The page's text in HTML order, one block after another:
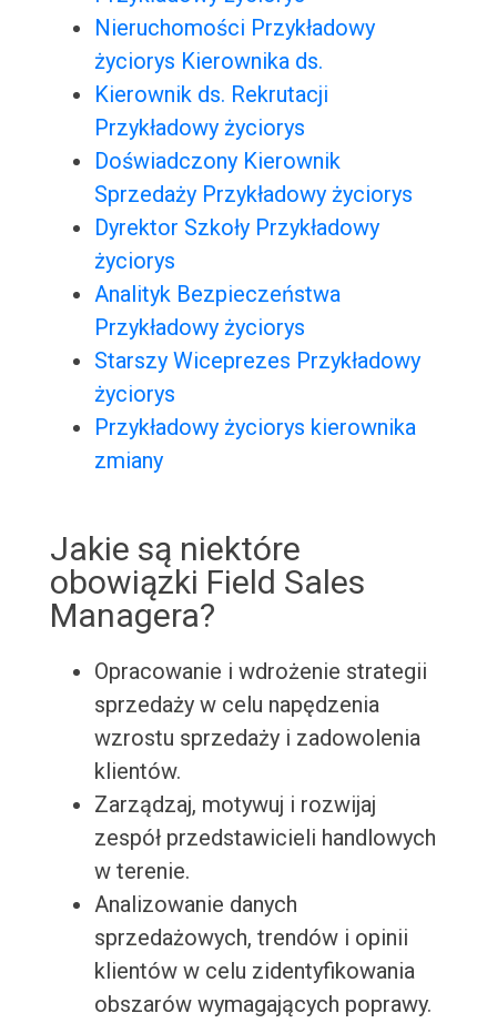
Nieruchomości Przykładowy
życiorys Kierownika ds.
Kierownik ds. Rekrutacji
Przykładowy życiorys
Doświadczony Kierownik
Sprzedaży Przykładowy życiorys
Dyrektor Szkoły Przykładowy
życiorys
Analityk Bezpieczeństwa
Przykładowy życiorys
Starszy Wiceprezes Przykładowy
życiorys
Przykładowy życiorys kierownika
zmiany
Jakie są niektóre
obowiązki Field Sales
Managera?
Opracowanie i wdrożenie strategii
sprzedaży w celu napędzenia
wzrostu sprzedaży i zadowolenia
klientów.
Zarządzaj, motywuj i rozwijaj
zespół przedstawicieli handlowych
w terenie.
Analizowanie danych
sprzedażowych, trendów i opinii
klientów w celu zidentyfikowania
obszarów wymagających poprawy.